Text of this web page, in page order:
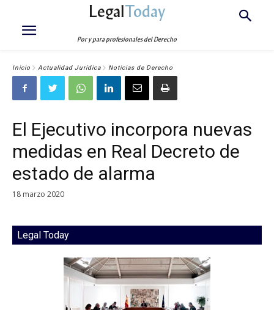
LegalToday
Por y para profesionales del Derecho
Inicio Actualidad Jurídica Noticias de Derecho
El Ejecutivo incorpora nuevas
medidas en Real Decreto de
estado de alarma
18 marzo 2020
Legal Today